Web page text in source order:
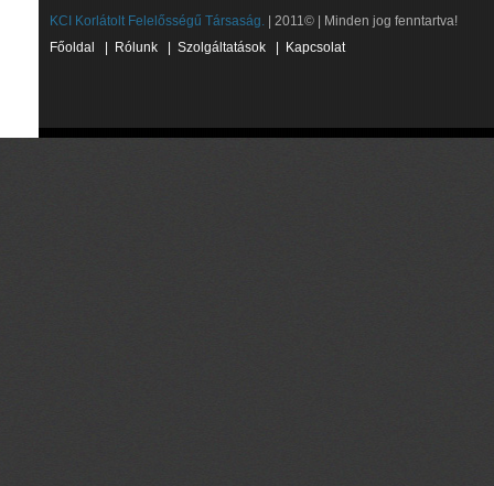
KCI Korlátolt Felelősségű Társaság. | 2011© | Minden jog fenntartva!
Főoldal
Rólunk Szolgáltatások Kapcsolat